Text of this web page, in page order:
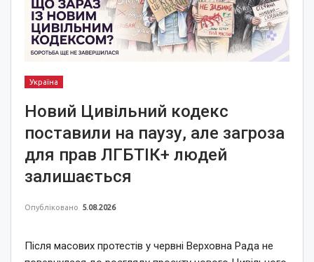
Україна
Новий Цивільний кодекс
поставили на паузу, але загроза
для прав ЛГБТІК+ людей
залишається
Опубліковано 5.08.2026
Після масових протестів у червні Верховна Рада не